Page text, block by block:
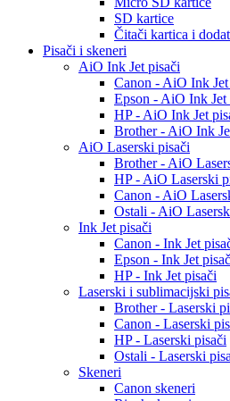
SD kartice
Čitači kartica i
Pisači i skeneri
AiO Ink Jet pisači
Canon - AiO Ink Jet
Epson - AiO Ink Jet
HP - AiO Ink Jet
Brother - AiO Ink
AiO Laserski pisači
Brother - AiO
HP - AiO Laserski
Canon - AiO
Ostali - AiO
Ink Jet pisači
Canon - Ink Jet
Epson - Ink Jet
HP - Ink Jet pisači
Laserski i sublimacijski
Brother - Laserski
Canon - Laserski
HP - Laserski pisači
Ostali - Laserski
Skeneri
Canon skeneri